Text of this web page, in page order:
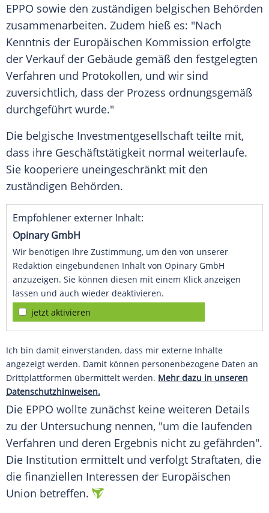
EPPO sowie den zuständigen belgischen Behörden
zusammenarbeiten. Zudem hieß es: "Nach
Kenntnis der Europäischen Kommission erfolgte
der Verkauf der Gebäude gemäß den festgelegten
Verfahren und Protokollen, und wir sind
zuversichtlich, dass der Prozess ordnungsgemäß
durchgeführt wurde."
Die belgische Investmentgesellschaft teilte mit,
dass ihre Geschäftstätigkeit normal weiterlaufe.
Sie kooperiere uneingeschränkt mit den
zuständigen Behörden.
Empfohlener externer Inhalt:
Opinary GmbH
Wir benötigen Ihre Zustimmung, um den von unserer
Redaktion eingebundenen Inhalt von Opinary GmbH
anzuzeigen. Sie können diesen mit einem Klick anzeigen
lassen und auch wieder deaktivieren.
jetzt aktivieren
Ich bin damit einverstanden, dass mir externe Inhalte
angezeigt werden. Damit können personenbezogene Daten an
Drittplattformen übermittelt werden. Mehr dazu in unseren
Datenschutzhinweisen.
Die EPPO wollte zunächst keine weiteren Details
zu der Untersuchung nennen, "um die laufenden
Verfahren und deren Ergebnis nicht zu gefährden".
Die Institution ermittelt und verfolgt Straftaten, die
die finanziellen Interessen der Europäischen
Union betreffen.